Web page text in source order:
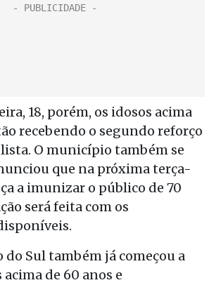
18, porém, os idosos acima
recebendo o segundo reforço
O município também se
que na próxima terça-
a imunizar o público de 70
será feita com os
do Sul também já começou a
de 60 anos e